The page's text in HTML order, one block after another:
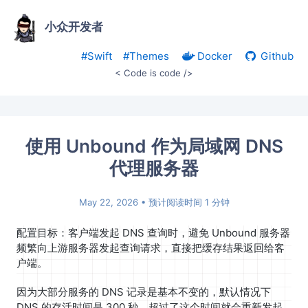
小众开发者
#Swift #Themes Docker Github
< Code is code />
使用 Unbound 作为局域网 DNS
代理服务器
May 22, 2026• 预计阅读时间 1 分钟
配置目标：客户端发起 DNS 查询时，避免 Unbound 服务器
频繁向上游服务器发起查询请求，直接把缓存结果返回给客
户端。
因为大部分服务的 DNS 记录是基本不变的，默认情况下